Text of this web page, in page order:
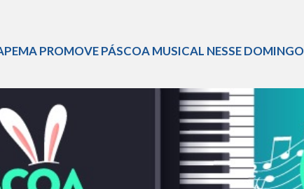
PROMOVE PÁSCOA MUSICAL NESSE DOMINGO